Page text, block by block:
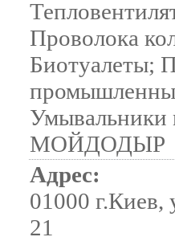
Проволока
Биотуалеты;
Умывальники
МОЙДОДЫР
Адрес:
01000
21